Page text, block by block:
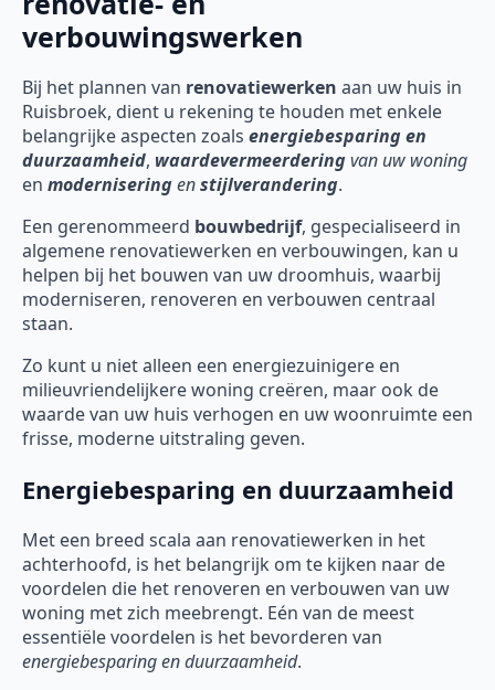
verbouwingswerken
Bij het plannen van renovatiewerken aan uw huis in
Ruisbroek, dient u rekening te houden met enkele
belangrijke aspecten zoals energiebesparing en
duurzaamheid, waardevermeerderingvan uw woning
en moderniseringenstijlverandering.
Een gerenommeerd bouwbedrijf, gespecialiseerd in
algemene renovatiewerken en verbouwingen, kan u
helpen bij het bouwen van uw droomhuis, waarbij
moderniseren, renoveren en verbouwen centraal
staan.
Zo kunt u niet alleen een energiezuinigere en
milieuvriendelijkere woning creëren, maar ook de
waarde van uw huis verhogen en uw woonruimte een
frisse, moderne uitstraling geven.
Energiebesparing en duurzaamheid
Met een breed scala aan renovatiewerken in het
achterhoofd, is het belangrijk om te kijken naar de
voordelen die het renoveren en verbouwen van uw
woning met zich meebrengt. Eén van de meest
essentiële voordelen is het bevorderen van
energiebesparing en duurzaamheid.